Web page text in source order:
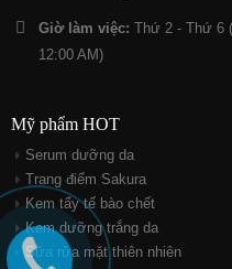
Giờ làm việc:
Thứ 2 - Thứ 6
12:00 AM)
Mỹ phẩm HOT
Serum dưỡng da
Trang điểm Sakura
Kem tẩy tế bào chết
Kem dưỡng trắng da
Sữa rửa mặt thiên nhiên